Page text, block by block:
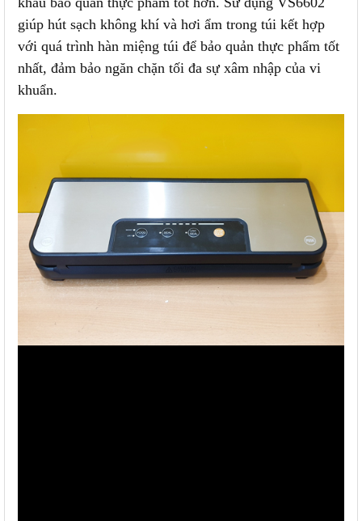
giúp hút sạch không khí và hơi ẩm trong túi kết hợp
với quá trình hàn miệng túi để bảo quản thực phẩm tốt
nhất, đảm bảo ngăn chặn tối đa sự xâm nhập của vi
khuẩn.